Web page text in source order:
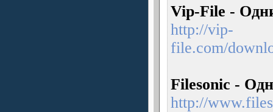
Vip-File -
http://vip-
file.com/
Filesonic -
http://